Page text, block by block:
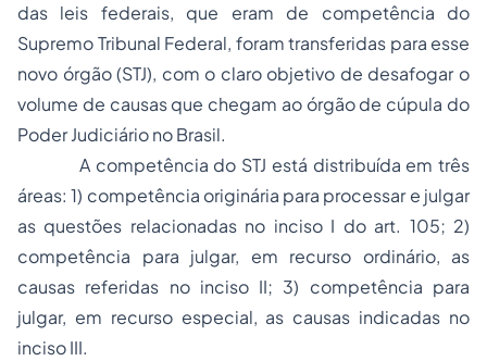
das leis federais, que eram de competência do
Supremo Tribunal Federal, foram transferidas para esse
novo órgão (STJ), com o claro objetivo de desafogar o
volume de causas que chegam ao órgão de cúpula do
Poder Judiciário no Brasil.
A competência do STJ está distribuída em três
áreas: 1) competência originária para processar e julgar
as questões relacionadas no inciso I do art. 105; 2)
competência para julgar, em recurso ordinário, as
causas referidas no inciso II; 3) competência para
julgar, em recurso especial, as causas indicadas no
inciso III.